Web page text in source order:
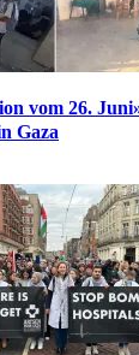
vom 26.
Gaza